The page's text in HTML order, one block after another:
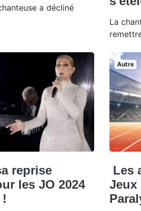
a décliné
La
reprise
les JO 2024
Autre
Les
Jeux